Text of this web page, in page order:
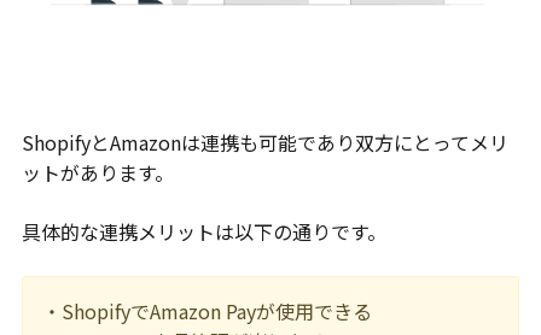
ShopifyとAmazonは連携も可能であり双方にとってメリ
ットがあります。
具体的な連携メリットは以下の通りです。
・ShopifyでAmazon Payが使用できる